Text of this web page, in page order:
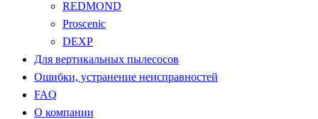
REDMOND
Proscenic
DEXP
Для вертикальных пылесосов
Ошибки, устранение неисправностей
FAQ
О компании